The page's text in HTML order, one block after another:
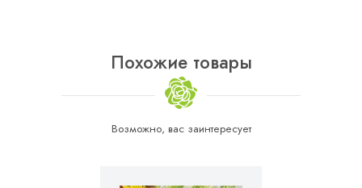
Похожие товары
Возможно, вас заинтересует